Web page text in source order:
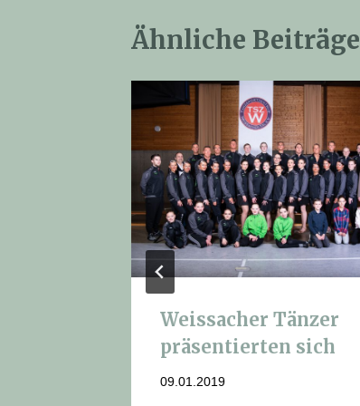
Ähnliche Beiträge
Weissacher Tänzer
präsentierten sich
09.01.2019